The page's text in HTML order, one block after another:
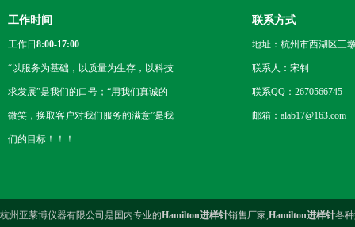
工作时间
工作日 8:00-17:00
“以服务为基础，以质量为生存，以科技
求发展”是我们的口号；“用我们真诚的
微笑，换取客户对我们服务的满意”是我
们的目标！！！
联系方式
地址：杭州市西湖区三
联系人：宋钊
联系QQ：2670566745
邮箱：alab17@163.com
杭州亚莱博仪器有限公司是国内专业的Hamilton进样针销售厂家,Hamilton进样针各